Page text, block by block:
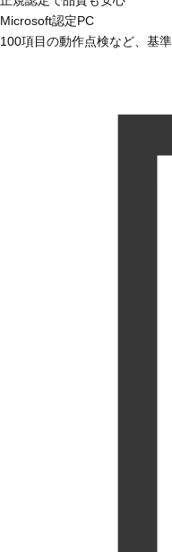
Microsoft認定PC
100項目の動作点検など、基